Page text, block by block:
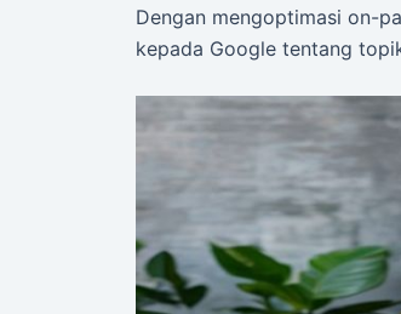
Dengan mengoptimasi on-
kepada Google tentang